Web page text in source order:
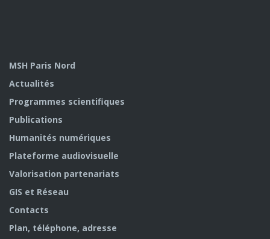
MSH Paris Nord
Actualités
Programmes scientifiques
Publications
Humanités numériques
Plateforme audiovisuelle
Valorisation partenariats
GIS et Réseau
Contacts
Plan, téléphone, adresse